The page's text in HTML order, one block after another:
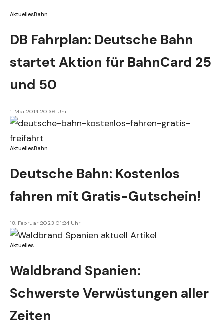
AktuellesBahn
DB Fahrplan: Deutsche Bahn
startet Aktion für BahnCard 25
und 50
1. Mai 2014 20:36 Uhr
AktuellesBahn
Deutsche Bahn: Kostenlos
fahren mit Gratis-Gutschein!
18. Februar 2023 01:24 Uhr
Aktuelles
Waldbrand Spanien:
Schwerste Verwüstungen aller
Zeiten